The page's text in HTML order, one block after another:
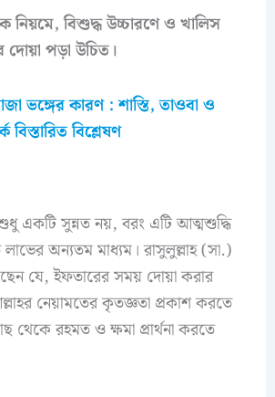
নিয়মে, বিশুদ্ধ উচ্চারণে ও খালিস
দোয়া পড়া উচিত।
ভঙ্গের কারণ : শাস্তি, তাওবা ও
বিশ্লেষণ
একটি সুন্নত নয়, বরং এটি আত্মশুদ্ধি
অন্যতম মাধ্যম। রাসুলুল্লাহ (সা.)
যে, ইফতারের সময় দোয়া করার
নেয়ামতের কৃতজ্ঞতা প্রকাশ করতে
থেকে রহমত ও ক্ষমা প্রার্থনা করতে